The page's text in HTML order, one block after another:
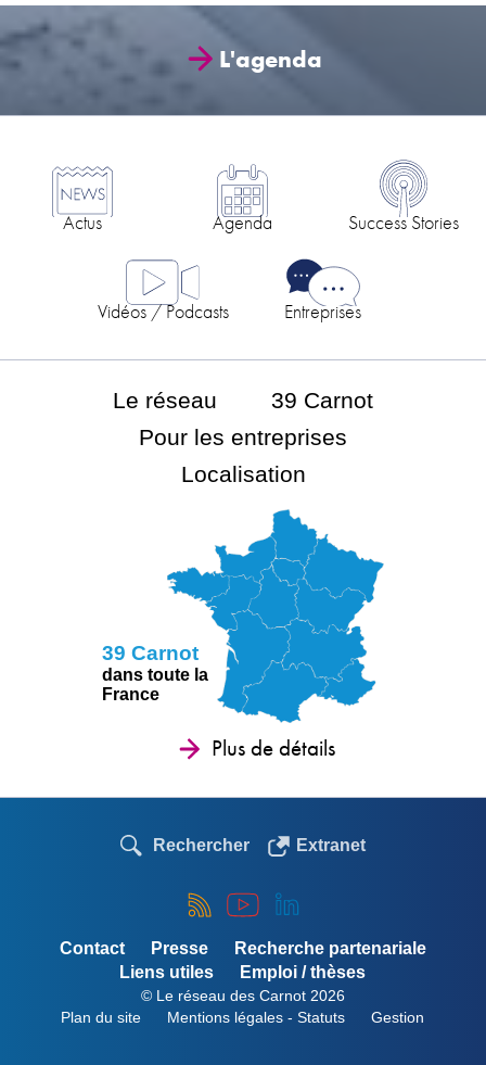
L'agenda
Actus Agenda Success Stories
Vidéos / Podcasts Entreprises
Le réseau
39 Carnot
Pour les entreprises
Localisation
39 Carnot
dans toute la
France
Plus de détails
Rechercher Extranet
Contact Presse
Recherche partenariale
Liens utiles
Emploi / thèses
© Le réseau des Carnot 2026
Plan du site Mentions légales - Statuts Gestion